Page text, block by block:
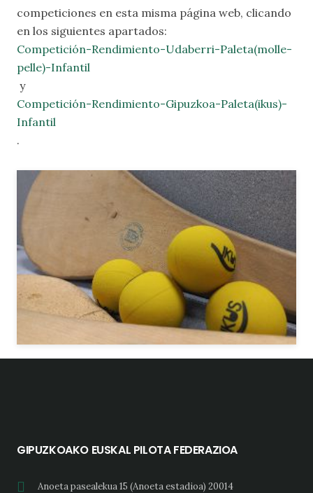
competiciones en esta misma página web, clicando
en los siguientes apartados:
Competición-Rendimiento-Udaberri-Paleta(molle-
pelle)-Infantil
y
Competición-Rendimiento-Gipuzkoa-Paleta(ikus)-
Infantil
.
GIPUZKOAKO EUSKAL PILOTA FEDERAZIOA
Anoeta pasealekua 15 (Anoeta estadioa) 20014